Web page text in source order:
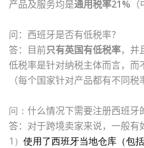
产品及服务均是通用税率21%
问：西班牙是否有低税率？
答：目前只有英国有低税率，并
低税率是针对纳税主体而言，而
（每个国家针对产品都有不同税
问： 什么情况下需要注册西班牙
答：对于跨境卖家来说，一般有
1） 使用了西班牙当地仓库（包括